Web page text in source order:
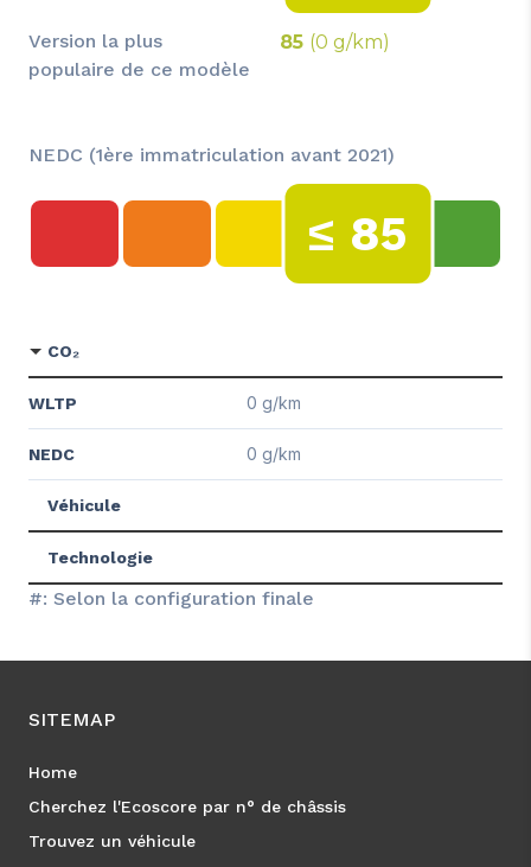
Version la plus
populaire de ce modèle
85 (0 g/km)
NEDC (1ère immatriculation avant 2021)
≤ 85
CO₂
WLTP 0 g/km
NEDC 0 g/km
Véhicule
Technologie
#: Selon la configuration finale
SITEMAP
Home
Cherchez l'Ecoscore par n° de châssis
Trouvez un véhicule